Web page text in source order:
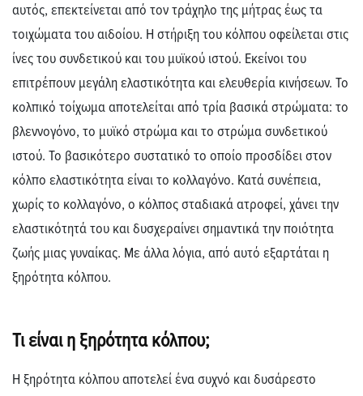
αυτός, επεκτείνεται από τον τράχηλο της μήτρας έως τα
τοιχώματα του αιδοίου. Η στήριξη του κόλπου οφείλεται στις
ίνες του συνδετικού και του μυϊκού ιστού. Εκείνοι του
επιτρέπουν μεγάλη ελαστικότητα και ελευθερία κινήσεων. Το
κολπικό τοίχωμα αποτελείται από τρία βασικά στρώματα: το
βλεννογόνο, το μυϊκό στρώμα και το στρώμα συνδετικού
ιστού. Το βασικότερο συστατικό το οποίο προσδίδει στον
κόλπο ελαστικότητα είναι το κολλαγόνο. Κατά συνέπεια,
χωρίς το κολλαγόνο, ο κόλπος σταδιακά ατροφεί, χάνει την
ελαστικότητά του και δυσχεραίνει σημαντικά την ποιότητα
ζωής μιας γυναίκας. Με άλλα λόγια, από αυτό εξαρτάται η
ξηρότητα κόλπου.
Τι είναι η ξηρότητα κόλπου;
Η ξηρότητα κόλπουαποτελεί ένα συχνό και δυσάρεστο